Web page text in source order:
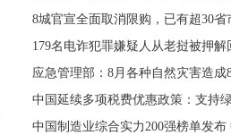
8城官宣全面取消限购，已有超30
179名电诈犯罪嫌疑人从老挝被押解
应急管理部：8月各种自然灾害造成
中国延续多项税费优惠政策：支持
中国制造业综合实力200强榜单发布